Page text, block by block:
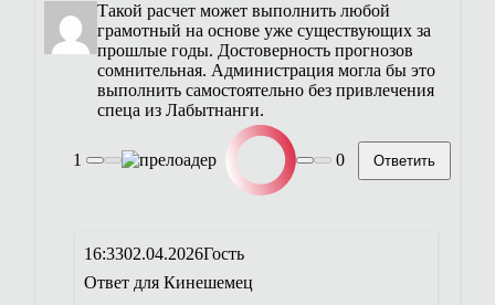
Такой расчет может выполнить любой
грамотный на основе уже существующих за
прошлые годы. Достоверность прогнозов
сомнительная. Администрация могла бы это
выполнить самостоятельно без привлечения
спеца из Лабытнанги.
1 0 Ответить
16:3302.04.2026Гость
Ответ для Кинешемец